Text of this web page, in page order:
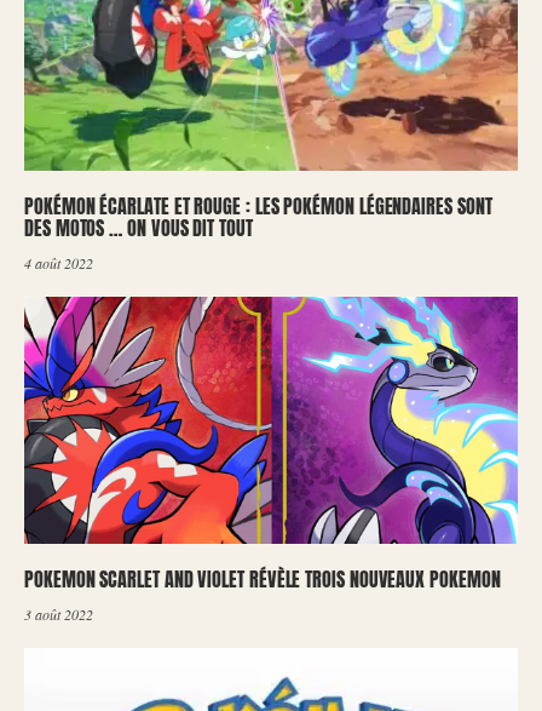
POKÉMON ÉCARLATE ET ROUGE : LES POKÉMON LÉGENDAIRES SONT
DES MOTOS … ON VOUS DIT TOUT
4 août 2022
POKEMON SCARLET AND VIOLET RÉVÈLE TROIS NOUVEAUX POKEMON
3 août 2022